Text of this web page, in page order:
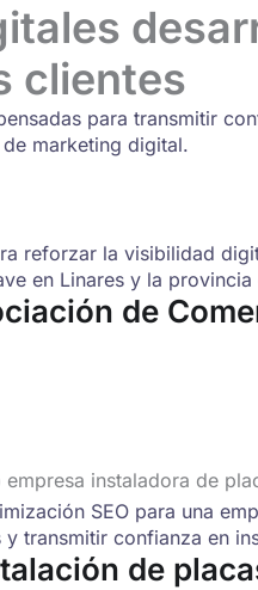
clientes
para transmitir
marketing digital.
reforzar la visibilidad
en Linares y la provincia
de
SEO para una
transmitir confianza en
de